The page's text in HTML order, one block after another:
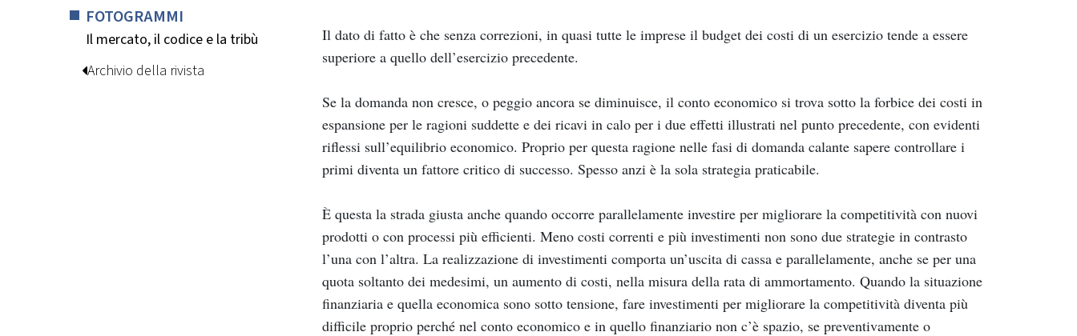
FOTOGRAMMI
Il mercato, il codice e la tribù
Archivio della rivista
Il dato di fatto è che senza correzioni, in quasi tutte le imprese il budget dei costi di un esercizio tende a essere
superiore a quello dell’esercizio precedente.
Se la domanda non cresce, o peggio ancora se diminuisce, il conto economico si trova sotto la forbice dei costi in
espansione per le ragioni suddette e dei ricavi in calo per i due effetti illustrati nel punto precedente, con evidenti
riflessi sull’equilibrio economico. Proprio per questa ragione nelle fasi di domanda calante sapere controllare i
primi diventa un fattore critico di successo. Spesso anzi è la sola strategia praticabile.
È questa la strada giusta anche quando occorre parallelamente investire per migliorare la competitività con nuovi
prodotti o con processi più efficienti. Meno costi correnti e più investimenti non sono due strategie in contrasto
l’una con l’altra. La realizzazione di investimenti comporta un’uscita di cassa e parallelamente, anche se per una
quota soltanto dei medesimi, un aumento di costi, nella misura della rata di ammortamento. Quando la situazione
finanziaria e quella economica sono sotto tensione, fare investimenti per migliorare la competitività diventa più
difficile proprio perché nel conto economico e in quello finanziario non c’è spazio, se preventivamente o